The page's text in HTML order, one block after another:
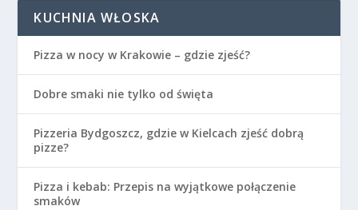
KUCHNIA WŁOSKA
Pizza w nocy w Krakowie – gdzie zjeść?
Dobre smaki nie tylko od święta
Pizzeria Bydgoszcz, gdzie w Kielcach zjeść dobrą
pizze?
Pizza i kebab: Przepis na wyjątkowe połączenie
smaków